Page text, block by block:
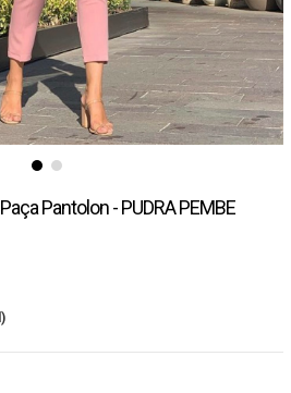
Pantolon - PUDRA PEMBE